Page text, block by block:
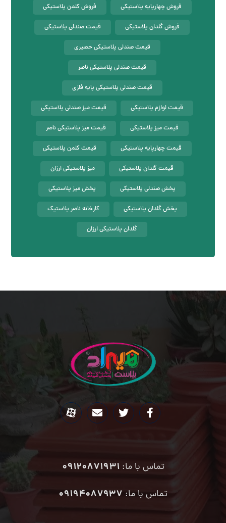
فروش چهارپایه پلاستیکی فروش کلمن پلاستیکی
فروش گلدان پلاستیکی قیمت صندلی پلاستیکی
قیمت صندلی پلاستیکی حصیری
قیمت صندلی پلاستیکی ناصر
قیمت صندلی پلاستیکی پایه فلزی
قیمت لوازم پلاستیکی قیمت میز صندلی پلاستیکی
قیمت میز پلاستیکی قیمت میز پلاستیکی ناصر
قیمت چهارپایه پلاستیکی قیمت کلمن پلاستیکی
قیمت گلدان پلاستیکی میز پلاستیکی ارزان
پخش صندلی پلاستیکی پخش میز پلاستیکی
پخش گلدان پلاستیکی کارخانه ناصر پلاستیک
گلدان پلاستیکی ارزان
تماس با ما:09120871931
تماس با ما: ۰۹۱۹۴۰۸۷۹۳۷